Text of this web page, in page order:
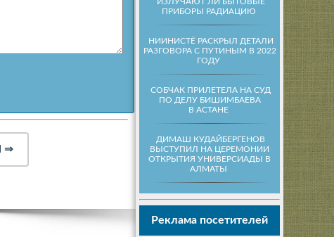
ПРИБОРЫ РАДИАЦИЮ
НИИНИСТЁ РАСКРЫЛ ДЕТАЛИ
РАЗГОВОРА С ПУТИНЫМ В 2022
ГОДУ
СОБЧАК ПРИЛЕТЕЛА НА СУД
ПО ДЕЛУ БИШИМБАЕВА
В АСТАНЕ
ДИМАШ КУДАЙБЕРГЕНОВ
ВЫСТУПИЛ НА ЦЕРЕМОНИИ
ОТКРЫТИЯ УНИВЕРСИАДЫ В
АЛМАТЫ
Реклама посетителей
⇒